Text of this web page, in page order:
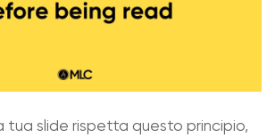
tua slide rispetta questo principio,